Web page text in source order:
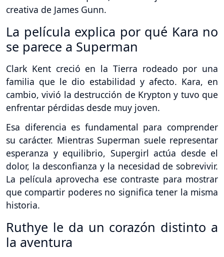
creativa de James Gunn.
La película explica por qué Kara no
se parece a Superman
Clark Kent creció en la Tierra rodeado por una
familia que le dio estabilidad y afecto. Kara, en
cambio, vivió la destrucción de Krypton y tuvo que
enfrentar pérdidas desde muy joven.
Esa diferencia es fundamental para comprender
su carácter. Mientras Superman suele representar
esperanza y equilibrio, Supergirl actúa desde el
dolor, la desconfianza y la necesidad de sobrevivir.
La película aprovecha ese contraste para mostrar
que compartir poderes no significa tener la misma
historia.
Ruthye le da un corazón distinto a
la aventura